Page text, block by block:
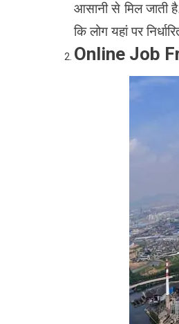
आसानी से मिल जाती
कि लोग यहां पर
Online Job